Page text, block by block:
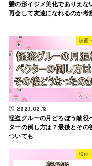
聲の形イジメ美化でありえな
再会して友達になれるのか考
映画
2023.02.12
怪盗グルーの月どろぼう敵役
ターの倒し方は？最後とその
ついても
映画